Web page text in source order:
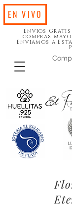
Envios
compras
Enviamos a
EN VIVO